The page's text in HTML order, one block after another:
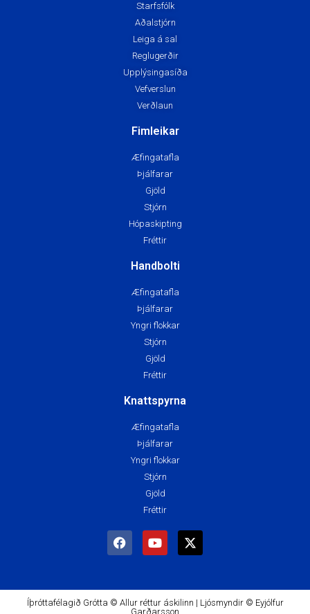
Starfsfólk
Aðalstjórn
Leiga á sal
Reglugerðir
Upplýsingasíða
Vefverslun
Verðlaun
Fimleikar
Æfingatafla
Þjálfarar
Gjöld
Stjórn
Hópaskipting
Fréttir
Handbolti
Æfingatafla
Þjálfarar
Yngri flokkar
Stjórn
Gjöld
Fréttir
Knattspyrna
Æfingatafla
Þjálfarar
Yngri flokkar
Stjórn
Gjöld
Fréttir
Íþróttafélagið Grótta © Allur réttur áskilinn | Ljósmyndir © Eyjólfur
Garðarsson